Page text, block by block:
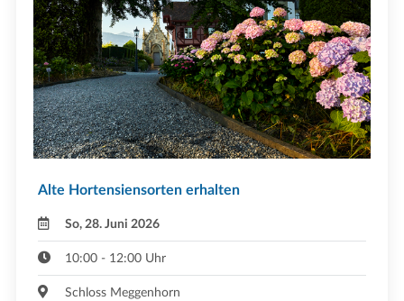
Alte Hortensiensorten erhalten
So, 28. Juni 2026
10:00 - 12:00 Uhr
Schloss Meggenhorn